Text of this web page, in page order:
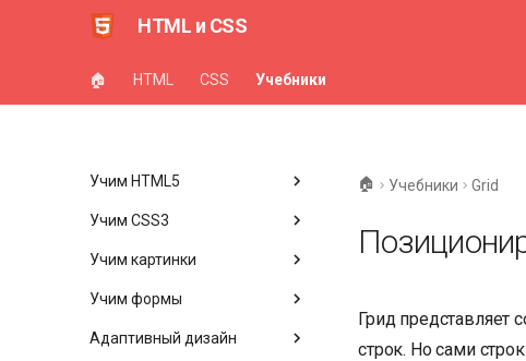
HTML и CSS
🏠 HTML CSS Учебники
Учим HTML5
Учим CSS3
Учим картинки
Учим формы
Адаптивный дизайн
🏠 Учебники Grid
Грид представляет
строк. Но сами